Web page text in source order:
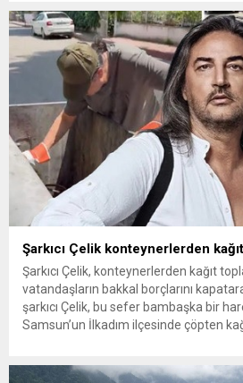
sohbet eden, onların talep ve önerileri
Kurnaz, gelen taleplerin çözümü için...
Şarkıcı Çelik konteynerlerden
Şarkıcı Çelik, konteynerlerden kağıt
vatandaşların bakkal borçlarını
şarkıcı Çelik, bu sefer bambaşka bir
Samsun’un İlkadım ilçesinde çöpten
İlkadım ilçesinde çöpten kağıt